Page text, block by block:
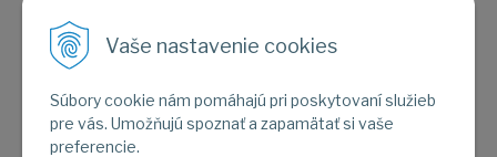
Vaše nastavenie cookies
Súbory cookie nám pomáhajú pri poskytovaní služieb
pre vás. Umožňujú spoznať a zapamätať si vaše
preferencie.
Obrázok (1)